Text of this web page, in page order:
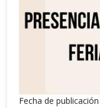
Fecha de